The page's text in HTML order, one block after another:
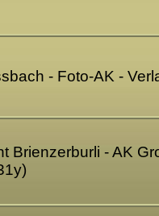
- Foto-AK -
Brienzerburli - AK